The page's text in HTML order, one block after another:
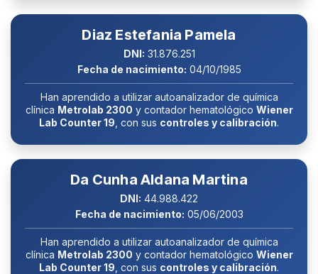
Diaz Estefania Pamela
DNI: 31.876.251
Fecha de nacimiento: 04/10/1985
Han aprendido a utilizar autoanalizador de química
clínica Metrolab 2300 y contador hematológico Wiener
Lab Counter 19 , con sus controles y calibración.
Da Cunha Aldana Martina
DNI: 44.988.422
Fecha de nacimiento: 05/06/2003
Han aprendido a utilizar autoanalizador de química
clínica Metrolab 2300 y contador hematológico Wiener
Lab Counter 19 , con sus controles y calibración.